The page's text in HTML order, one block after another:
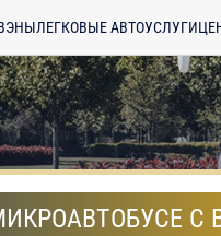
ЛЕГКОВЫЕ АВТОУСЛУГИ
С